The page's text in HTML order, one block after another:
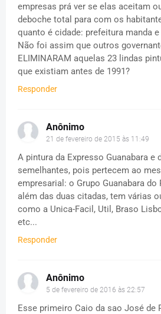
empresas prá ver se elas aceitam
deboche total para com os
quanto é cidade: prefeitura manda
Não foi assim que outros
ELIMINARAM aquelas 23 lindas
que existiam antes de 1991?
Responder
Anônimo
21 de fevereiro de 2015 às 11:49
A pintura da Expresso Guanabara e
semelhantes, pois pertecem ao
empresarial: o Grupo Guanabara do
além das duas citadas, tem várias
como a Unica-Facil, Util, Braso
etc...
Responder
Anônimo
5 de fevereiro de 2016 às 22:57
Esse primeiro Caio da sao José de